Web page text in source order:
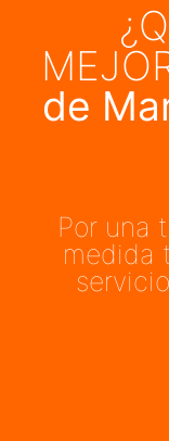
de
Por una
medida